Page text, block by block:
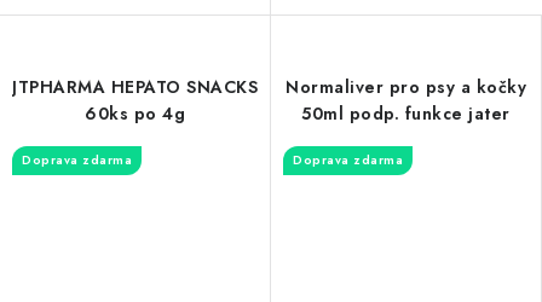
JTPHARMA HEPATO SNACKS
60ks po 4g
Doprava zdarma
Normaliver pro psy a kočky
50ml podp. funkce jater
Doprava zdarma